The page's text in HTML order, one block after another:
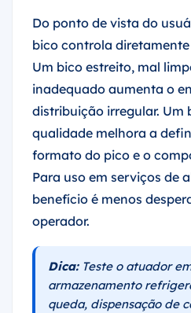
Do ponto de vista do
bico controla
Um bico estreito, mal
inadequado aumenta o
distribuição irregular. Um
qualidade melhora a
formato do pico e o
Para uso em serviços de
benefício é menos
operador.
Dica:Teste o atuador
armazenamento
queda, dispensação de